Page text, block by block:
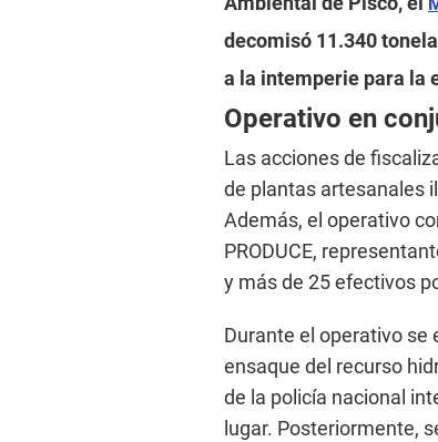
decomisó 11.340
a la intemperie para la
Operativo en
Las acciones de
de plantas artesanales
Además, el operativo
PRODUCE,
y más de 25 efectivos
Durante el operativo se
ensaque del recurso
de la policía nacional
lugar. Posteriormente,